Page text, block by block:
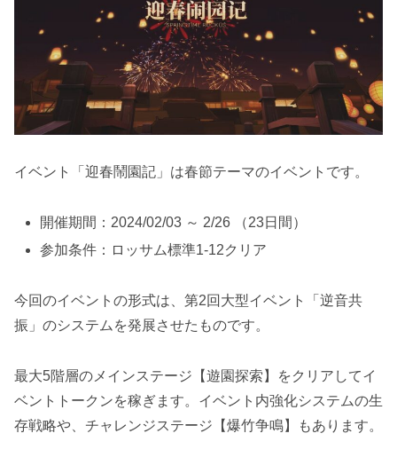
イベント「迎春鬧園記」は春節テーマのイベントです。
開催期間：2024/02/03 ～ 2/26 （23日間）
参加条件：ロッサム標準1-12クリア
今回のイベントの形式は、第2回大型イベント「逆音共
振」のシステムを発展させたものです。
最大5階層のメインステージ【遊園探索】をクリアしてイ
ベントトークンを稼ぎます。イベント内強化システムの生
存戦略や、チャレンジステージ【爆竹争鳴】もあります。